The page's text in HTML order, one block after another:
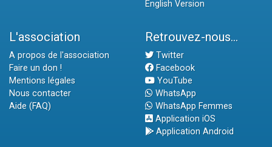
English Version
L'association
A propos de l'association
Faire un don !
Mentions légales
Nous contacter
Aide (FAQ)
Retrouvez-nous...
Twitter
Facebook
YouTube
WhatsApp
WhatsApp Femmes
Application iOS
Application Android